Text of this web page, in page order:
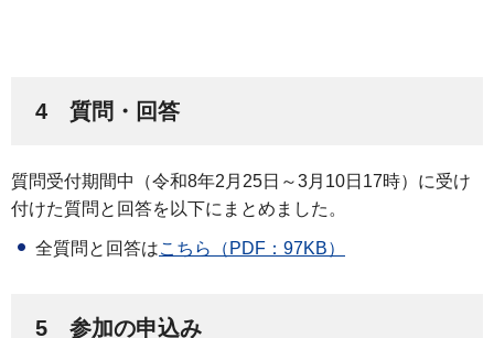
4 質問・回答
質問受付期間中（令和8年2月25日～3月10日17時）に受け
付けた質問と回答を以下にまとめました。
全質問と回答はこちら（PDF：97KB）
5 参加の申込み